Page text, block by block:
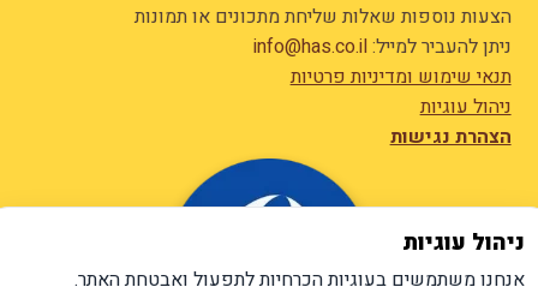
ניהול עוגיות
אנחנו משתמשים בעוגיות הכרחיות לתפעול ואבטחת האתר.
הצעות נוספות שאלות שליחת מתכונים או תמונות
ניתן להעביר למייל:info@has.co.il
תנאי שימוש ומדיניות פרטיות
ניהול עוגיות
הצהרת נגישות